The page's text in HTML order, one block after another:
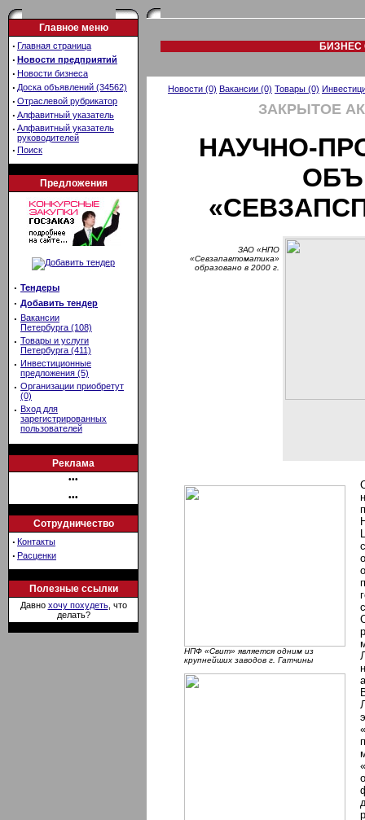
Главное меню
· Главная страница
· Новости предприятий
· Новости бизнеса
· Доска объявлений (34562)
· Отраслевой рубрикатор
· Алфавитный указатель
· Алфавитный указатель
руководителей
· Поиск
Предложения
· Тендеры
· Добавить тендер
· Вакансии
Петербурга (108)
· Товары и услуги
Петербурга (411)
· Инвестиционные
предложения (5)
· Организации приобретут
(0)
· Вход для
зарегистрированных
пользователей
Реклама
•••
•••
Сотрудничество
· Контакты
· Расценки
Полезные ссылки
Давно хочу похудеть, что
делать?
БИЗНЕС
Новости (0) Вакансии (0) Товары (0)
ЗАКРЫТОЕ
НАУЧНО-
ЗАО «НПО
«Севзапавтоматика»
образовано в 2000 г.
НПФ «Свит» является одним из
крупнейших заводов г. Гатчины